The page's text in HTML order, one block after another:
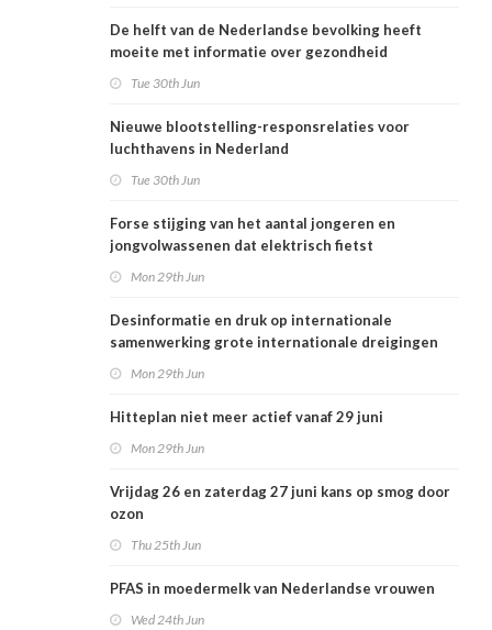
De helft van de Nederlandse bevolking heeft
moeite met informatie over gezondheid
Tue 30th Jun
Nieuwe blootstelling-responsrelaties voor
luchthavens in Nederland
Tue 30th Jun
Forse stijging van het aantal jongeren en
jongvolwassenen dat elektrisch fietst
Mon 29th Jun
Desinformatie en druk op internationale
samenwerking grote internationale dreigingen
Mon 29th Jun
Hitteplan niet meer actief vanaf 29 juni
Mon 29th Jun
Vrijdag 26 en zaterdag 27 juni kans op smog door
ozon
Thu 25th Jun
PFAS in moedermelk van Nederlandse vrouwen
Wed 24th Jun